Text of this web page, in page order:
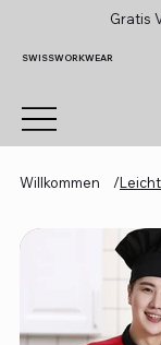
Gratis
SWISSWORKWEAR
Willkommen /